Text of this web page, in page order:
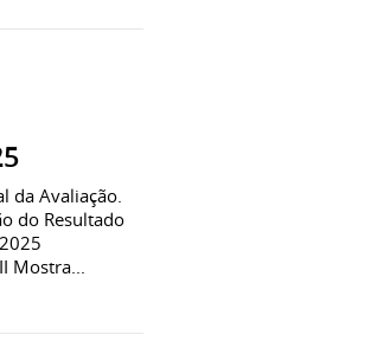
da Avaliação.
do Resultado
Mostra...